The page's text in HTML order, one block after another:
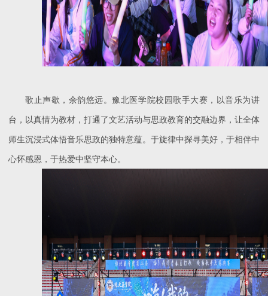
歌止声歇，余韵悠远。豫北医学院校园歌手大赛，以音乐为讲
台，以真情为教材，打通了文艺活动与思政教育的交融边界，让全体
师生沉浸式体悟音乐思政的独特意蕴。于旋律中探寻美好，于相伴中
心怀感恩，于热爱中坚守本心。